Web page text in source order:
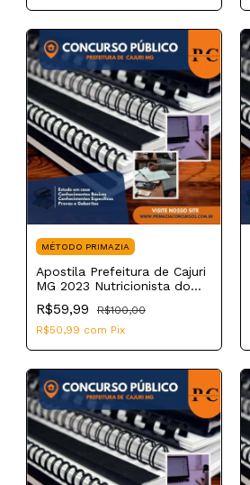
MÉTODO PRIMAZIA
Apostila Prefeitura de Cajuri
MG 2023 Nutricionista do
Núcleo de Apoio de Saúde
da Família
R$59,99
R$100,00
R$50,99 com Pix